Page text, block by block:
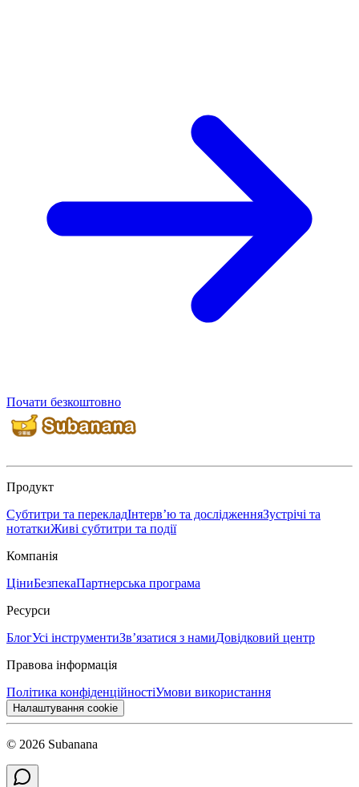
Почати безкоштовно
Продукт
Субтитри та перекладІнтерв’ю та дослідженняЗустрічі та
нотаткиЖиві субтитри та події
Компанія
ЦіниБезпекаПартнерська програма
Ресурси
БлогУсі інструментиЗв’язатися з намиДовідковий центр
Правова інформація
Політика конфіденційностіУмови використання
Налаштування cookie
© 2026 Subanana